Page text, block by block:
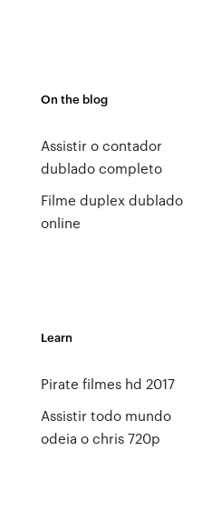
On the blog
Assistir o contador
dublado completo
Filme duplex dublado
online
Learn
Pirate filmes hd 2017
Assistir todo mundo
odeia o chris 720p